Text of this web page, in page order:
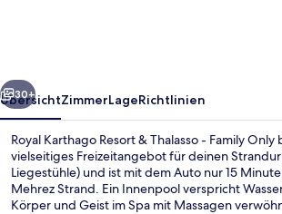
Family
Only
Weiter
30+
ÜbersichtZimmerLageRichtlinien
Royal Karthago Resort & Thalasso - Family
vielseitiges Freizeitangebot für deinen
Liegestühle) und ist mit dem Auto nur 15
Mehrez Strand. Ein Innenpool verspricht
Körper und Geist im Spa mit Massagen